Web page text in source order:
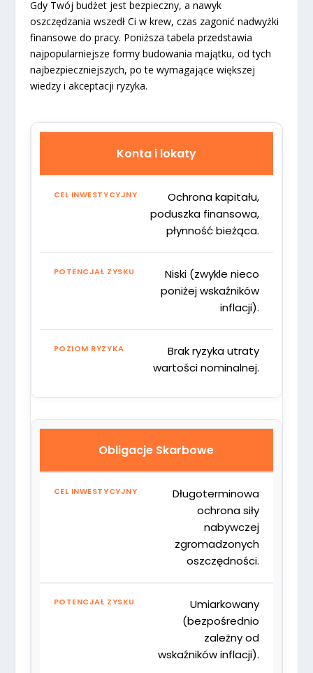
Gdy Twój budżet jest bezpieczny, a nawyk
oszczędzania wszedł Ci w krew, czas zagonić nadwyżki
finansowe do pracy. Poniższa tabela przedstawia
najpopularniejsze formy budowania majątku, od tych
najbezpieczniejszych, po te wymagające większej
wiedzy i akceptacji ryzyka.
Konta i lokaty
Ochrona kapitału,
poduszka finansowa,
płynność bieżąca.
Niski (zwykle nieco
poniżej wskaźników
inflacji).
Brak ryzyka utraty
wartości nominalnej.
Obligacje Skarbowe
Długoterminowa
ochrona siły
nabywczej
zgromadzonych
oszczędności.
Umiarkowany
(bezpośrednio
zależny od
wskaźników inflacji).